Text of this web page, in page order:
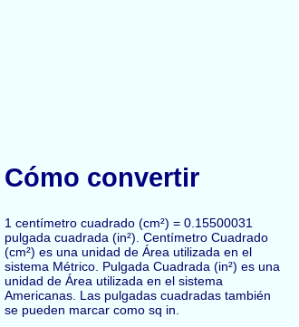
Cómo convertir
1 centímetro cuadrado (cm²) = 0.15500031
pulgada cuadrada (in²). Centímetro Cuadrado
(cm²) es una unidad de Área utilizada en el
sistema Métrico. Pulgada Cuadrada (in²) es una
unidad de Área utilizada en el sistema
Americanas. Las pulgadas cuadradas también
se pueden marcar como sq in.